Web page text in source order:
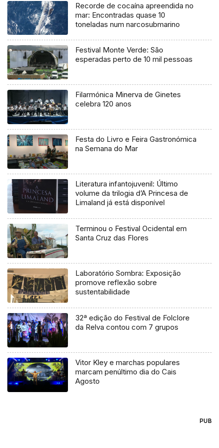
Recorde de cocaína apreendida no
mar: Encontradas quase 10
toneladas num narcosubmarino
Festival Monte Verde: São
esperadas perto de 10 mil pessoas
Filarmónica Minerva de Ginetes
celebra 120 anos
Festa do Livro e Feira Gastronómica
na Semana do Mar
Literatura infantojuvenil: Último
volume da trilogia d’A Princesa de
Limaland já está disponível
Terminou o Festival Ocidental em
Santa Cruz das Flores
Laboratório Sombra: Exposição
promove reflexão sobre
sustentabilidade
32ª edição do Festival de Folclore
da Relva contou com 7 grupos
Vitor Kley e marchas populares
marcam penúltimo dia do Cais
Agosto
PUB